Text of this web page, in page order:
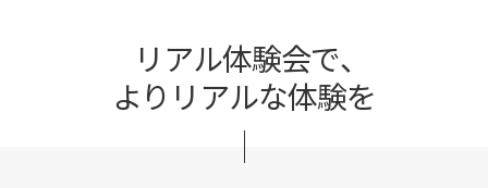
リアル体験会で、
よりリアルな体験を